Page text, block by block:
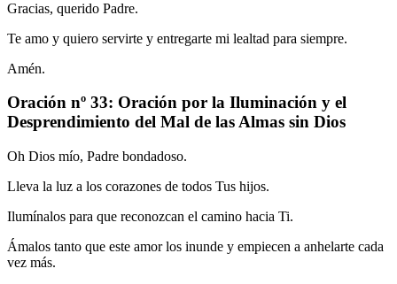
Gracias, querido Padre.
Te amo y quiero servirte y entregarte mi lealtad para siempre.
Amén.
Oración nº 33: Oración por la Iluminación y el
Desprendimiento del Mal de las Almas sin Dios
Oh Dios mío, Padre bondadoso.
Lleva la luz a los corazones de todos Tus hijos.
Ilumínalos para que reconozcan el camino hacia Ti.
Ámalos tanto que este amor los inunde y empiecen a anhelarte cada
vez más.